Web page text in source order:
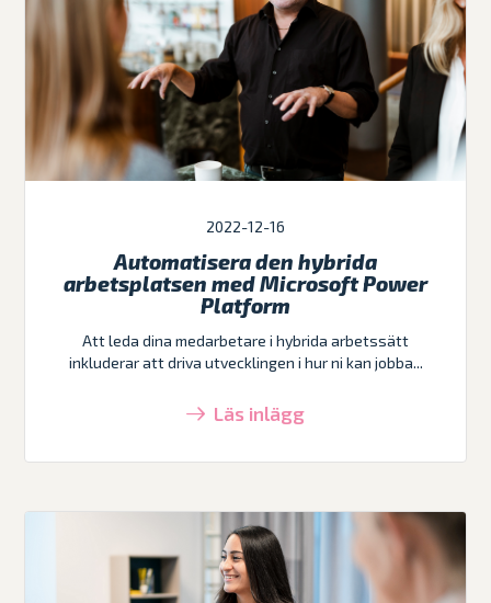
2022-12-16
Automatisera den hybrida
arbetsplatsen med Microsoft Power
Platform
Att leda dina medarbetare i hybrida arbetssätt
inkluderar att driva utvecklingen i hur ni kan jobba...
Läs inlägg